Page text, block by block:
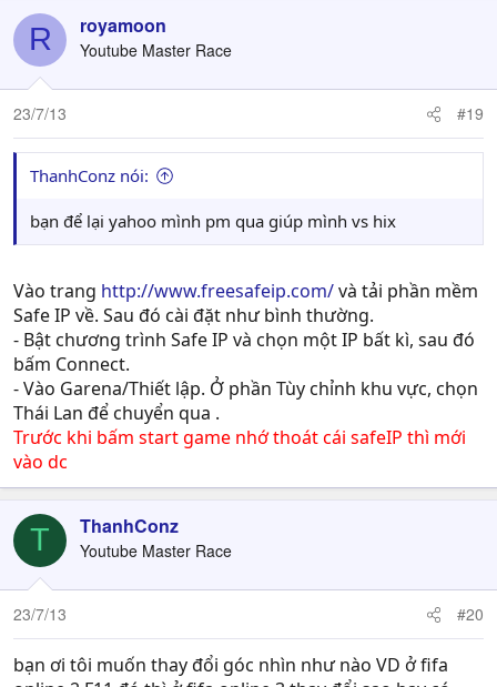
R royamoon
Youtube Master Race
23/7/13 #19
ThanhConz nói:
bạn để lại yahoo mình pm qua giúp mình vs hix
Vào trang http://www.freesafeip.com/và tải phần mềm
Safe IP về. Sau đó cài đặt như bình thường.
- Bật chương trình Safe IP và chọn một IP bất kì, sau đó
bấm Connect.
- Vào Garena/Thiết lập. Ở phần Tùy chỉnh khu vực, chọn
Thái Lan để chuyển qua .
Trước khi bấm start game nhớ thoát cái safeIP thì mới
vào dc
T ThanhConz
Youtube Master Race
23/7/13 #20
bạn ơi tôi muốn thay đổi góc nhìn như nào VD ở fifa